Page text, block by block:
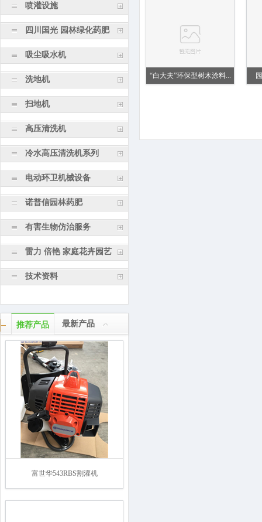
喷灌设施
四川国光 园林绿化药肥
吸尘吸水机
洗地机
扫地机
高压清洗机
冷水高压清洗机系列
电动环卫机械设备
诺普信园林药肥
有害生物仿治服务
雷力 倍艳 家庭花卉园艺
技术资料
推荐产品 最新产品
富世华543RBS割灌机
“白大夫”环保型树木涂料...